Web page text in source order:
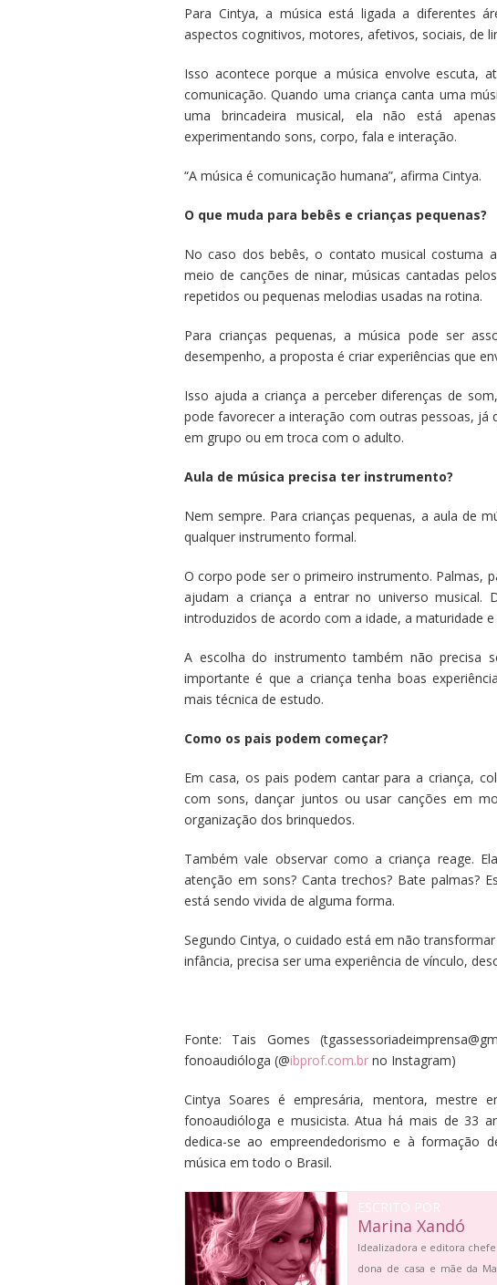
Para Cintya, a música está ligada a diferentes
aspectos cognitivos, motores, afetivos, sociais, de
Isso acontece porque a música envolve escuta,
comunicação. Quando uma criança canta uma
uma brincadeira musical, ela não está
experimentando sons, corpo, fala e interação.
“A música é comunicação humana”, afirma Cintya.
O que muda para bebês e crianças pequenas?
No caso dos bebês, o contato musical costuma
meio de canções de ninar, músicas cantadas
repetidos ou pequenas melodias usadas na rotina.
Para crianças pequenas, a música pode ser
desempenho, a proposta é criar experiências que
Isso ajuda a criança a perceber diferenças de
pode favorecer a interação com outras pessoas, já
em grupo ou em troca com o adulto.
Aula de música precisa ter instrumento?
Nem sempre. Para crianças pequenas, a aula de
qualquer instrumento formal.
O corpo pode ser o primeiro instrumento. Palmas,
ajudam a criança a entrar no universo musical.
introduzidos de acordo com a idade, a maturidade e
A escolha do instrumento também não precisa
importante é que a criança tenha boas
mais técnica de estudo.
Como os pais podem começar?
Em casa, os pais podem cantar para a criança,
com sons, dançar juntos ou usar canções em
organização dos brinquedos.
Também vale observar como a criança reage.
atenção em sons? Canta trechos? Bate palmas?
está sendo vivida de alguma forma.
Segundo Cintya, o cuidado está em não
infância, precisa ser uma experiência de vínculo,
Fonte: Tais Gomes
fonoaudióloga (@ibprof.com.br no Instagram)
Cintya Soares é empresária, mentora, mestre
fonoaudióloga e musicista. Atua há mais de 33
dedica-se ao empreendedorismo e à formação
música em todo o Brasil.
ESCRITO POR
Marina Xandó
Idealizadora e editora
dona de casa e mãe da